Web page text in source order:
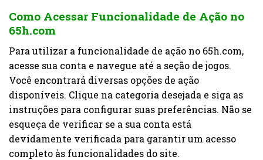
Como Acessar Funcionalidade de Ação no
65h.com
Para utilizar a funcionalidade de ação no 65h.com,
acesse sua conta e navegue até a seção de jogos.
Você encontrará diversas opções de ação
disponíveis. Clique na categoria desejada e siga as
instruções para configurar suas preferências. Não se
esqueça de verificar se a sua conta está
devidamente verificada para garantir um acesso
completo às funcionalidades do site.